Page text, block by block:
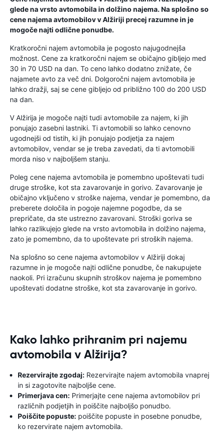
glede na vrsto avtomobila in dolžino najema. Na splošno so
cene najema avtomobilov v Alžiriji precej razumne in je
mogoče najti odlične ponudbe.
Kratkoročni najem avtomobila je pogosto najugodnejša
možnost. Cene za kratkoročni najem se običajno gibljejo med
30 in 70 USD na dan. To ceno lahko dodatno znižate, če
najamete avto za več dni. Dolgoročni najem avtomobila je
lahko dražji, saj se cene gibljejo od približno 100 do 200 USD
na dan.
V Alžirija je mogoče najti tudi avtomobile za najem, ki jih
ponujajo zasebni lastniki. Ti avtomobili so lahko cenovno
ugodnejši od tistih, ki jih ponujajo podjetja za najem
avtomobilov, vendar se je treba zavedati, da ti avtomobili
morda niso v najboljšem stanju.
Poleg cene najema avtomobila je pomembno upoštevati tudi
druge stroške, kot sta zavarovanje in gorivo. Zavarovanje je
običajno vključeno v stroške najema, vendar je pomembno, da
preberete določila in pogoje najemne pogodbe, da se
prepričate, da ste ustrezno zavarovani. Stroški goriva se
lahko razlikujejo glede na vrsto avtomobila in dolžino najema,
zato je pomembno, da to upoštevate pri stroških najema.
Na splošno so cene najema avtomobilov v Alžiriji dokaj
razumne in je mogoče najti odlične ponudbe, če nakupujete
naokoli. Pri izračunu skupnih stroškov najema je pomembno
upoštevati dodatne stroške, kot sta zavarovanje in gorivo.
Kako lahko prihranim pri najemu
avtomobila v Alžirija?
Rezervirajte zgodaj: Rezervirajte najem avtomobila vnaprej
in si zagotovite najboljše cene.
Primerjava cen: Primerjajte cene najema avtomobilov pri
različnih podjetjih in poiščite najboljšo ponudbo.
Poiščite popuste: poiščite popuste in posebne ponudbe,
ko rezervirate najem avtomobila.